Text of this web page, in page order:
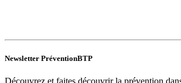
Newsletter PréventionBTP
Découvrez et faites découvrir la prévention